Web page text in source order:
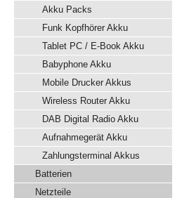
Akku Packs
Funk Kopfhörer Akku
Tablet PC / E-Book Akku
Babyphone Akku
Mobile Drucker Akkus
Wireless Router Akku
DAB Digital Radio Akku
Aufnahmegerät Akku
Zahlungsterminal Akkus
Batterien
Netzteile